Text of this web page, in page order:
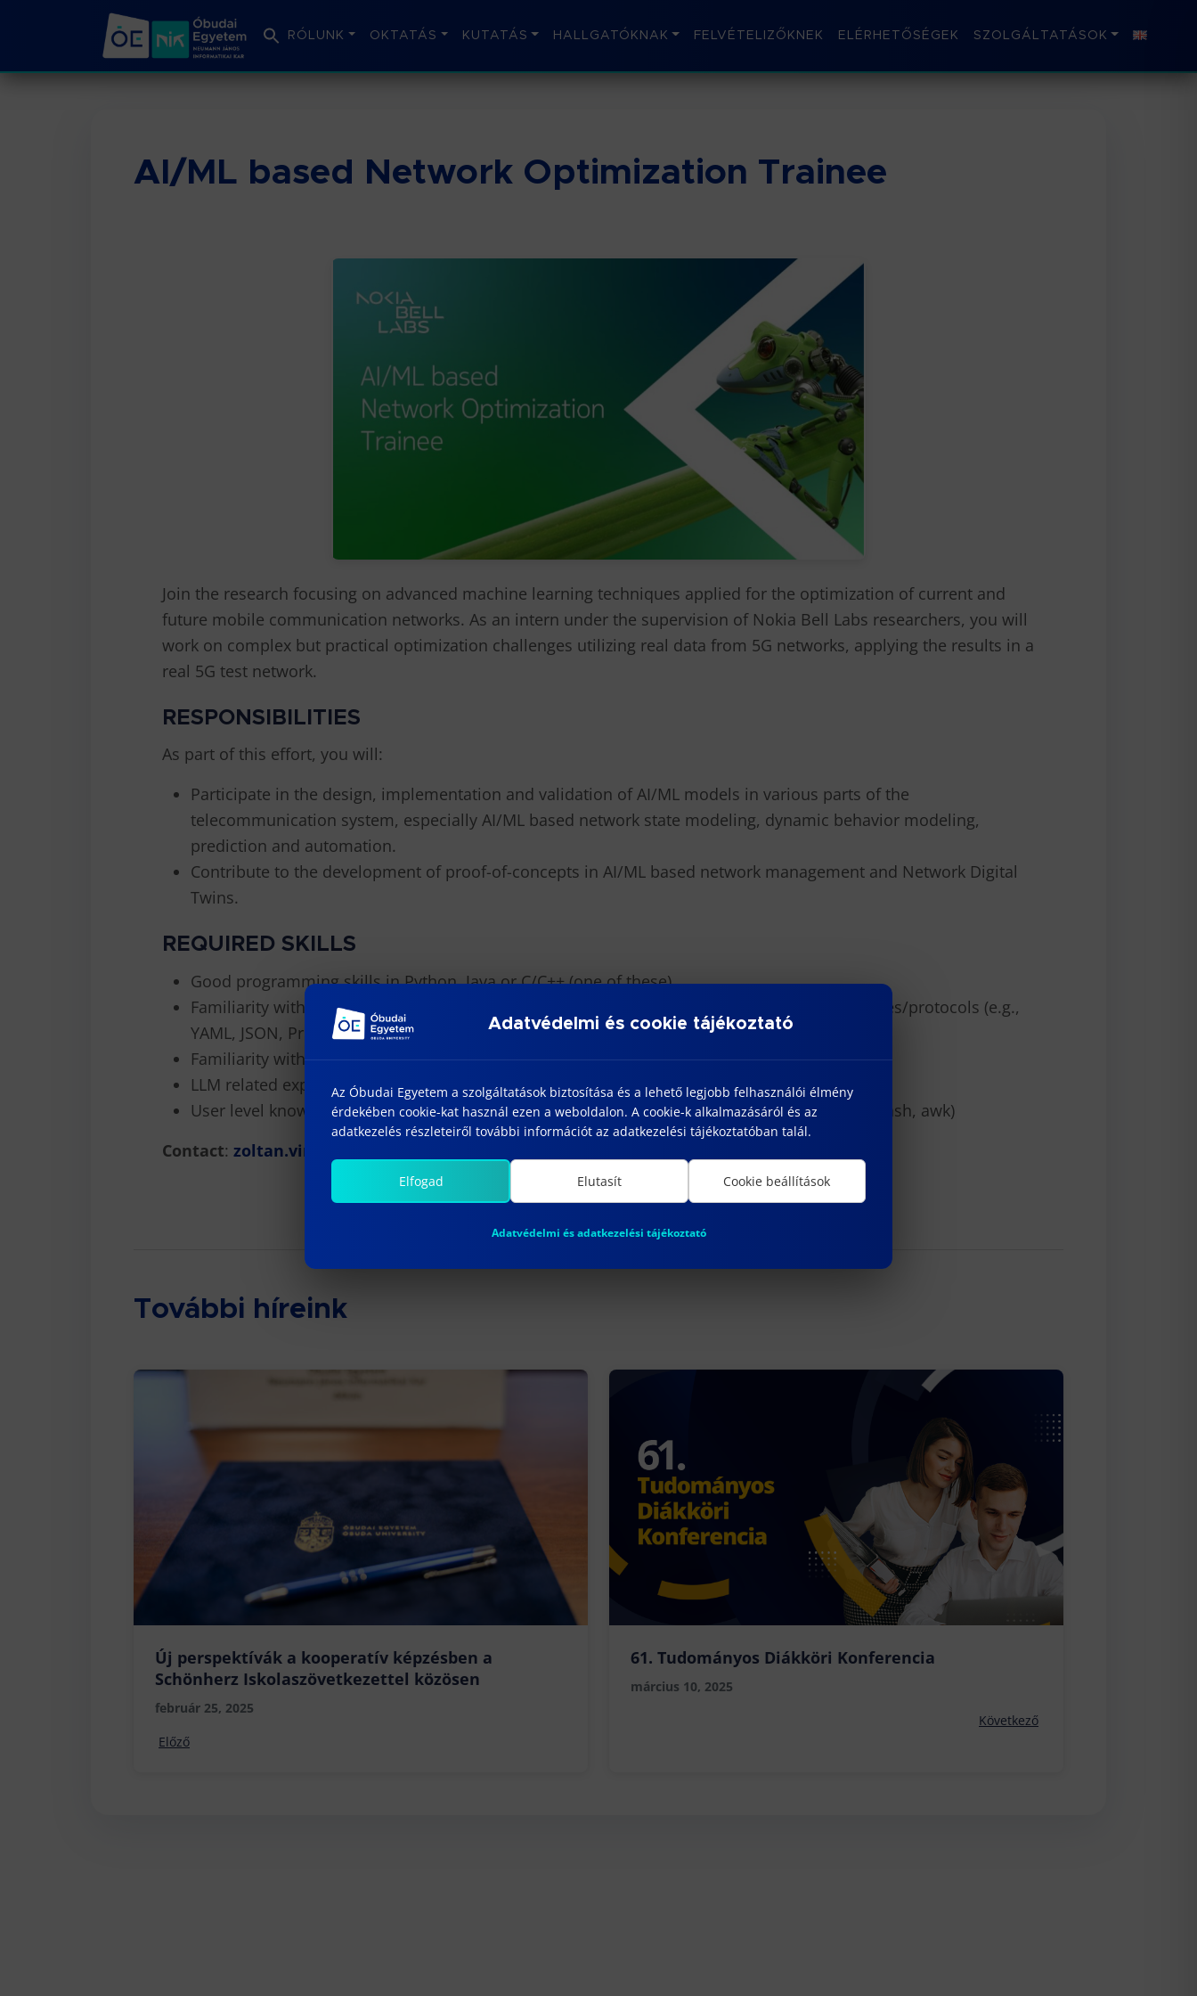
RÓLUNK OKTATÁS KUTATÁS HALLGATÓKNAK FELVÉTELIZŐKNEK ELÉRHETŐSÉGEK SZOLGÁLTATÁSOK
AI/ML based Network Optimization Trainee
Join the research focusing on advanced machine learning techniques applied for the optimization of current and
future mobile communication networks. As an intern under the supervision of Nokia Bell Labs researchers, you will
work on complex but practical optimization challenges utilizing real data from 5G networks, applying the results in a
real 5G test network.
RESPONSIBILITIES
As part of this effort, you will:
Participate in the design, implementation and validation of AI/ML models in various parts of the
telecommunication system, especially AI/ML based network state modeling, dynamic behavior modeling,
prediction and automation.
Contribute to the development of proof-of-concepts in AI/ML based network management and Network Digital
Twins.
REQUIRED SKILLS
Good programming skills in Python, Java or C/C++ (one of these)
Familiarity with data frameworks (e.g., PySpark, Pandas, Telegraf, InfluxDB) and data structures/protocols (e.g.,
YAML, JSON, ProtoBuf)
Familiarity with machine learning and data science (one of Tensorflow, Keras, Pytorch)
LLM related experience is a plus
User level knowledge of Linux, handling the command line and basic scripting capabilities (bash, awk)
Contact: zoltan.vincze@nokia-bell-labs.com
További híreink
Új perspektívák a kooperatív képzésben a
Schönherz Iskolaszövetkezettel közösen
február 25, 2025
Előző
61. Tudományos Diákköri Konferencia
március 10, 2025
Következő
Adatvédelmi és cookie tájékoztató
Az Óbudai Egyetem a szolgáltatások biztosítása és a lehető legjobb felhasználói élmény
érdekében cookie-kat használ ezen a weboldalon. A cookie-k alkalmazásáról és az
adatkezelés részleteiről további információt az adatkezelési tájékoztatóban talál.
Elfogad Elutasít Cookie beállítások
Adatvédelmi és adatkezelési tájékoztató